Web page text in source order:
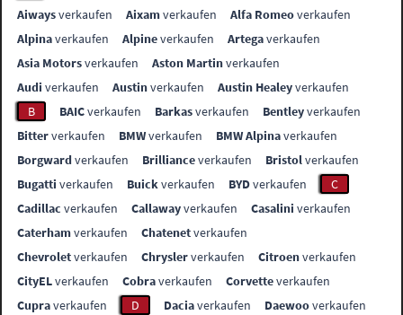
Aiwaysverkaufen Aixamverkaufen Alfa Romeoverkaufen
Alpinaverkaufen Alpineverkaufen Artegaverkaufen
Asia Motorsverkaufen Aston Martinverkaufen
Audi verkaufen Austinverkaufen Austin Healeyverkaufen
B
BAICverkaufen Barkasverkaufen Bentleyverkaufen
Bitterverkaufen BMWverkaufen BMW Alpinaverkaufen
Borgwardverkaufen Brillianceverkaufen Bristolverkaufen
Bugatti verkaufen Buickverkaufen BYDverkaufen
C
Cadillac verkaufen Callawayverkaufen Casalini verkaufen
Caterhamverkaufen Chatenetverkaufen
Chevroletverkaufen Chryslerverkaufen Citroenverkaufen
CityELverkaufen Cobraverkaufen Corvetteverkaufen
Cupraverkaufen D Daciaverkaufen Daewooverkaufen